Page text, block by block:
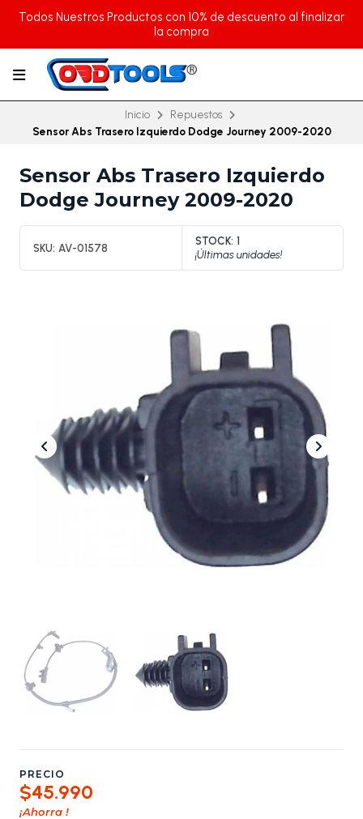
Todos Nuestros Productos con 10% de descuento al finalizar
la compra
Inicio
Repuestos
Sensor Abs Trasero Izquierdo Dodge Journey 2009-2020
Sensor Abs Trasero Izquierdo
Dodge Journey 2009-2020
SKU: AV-01578
STOCK: 1
¡Últimas unidades!
PRECIO
$45.990
¡Ahorra !